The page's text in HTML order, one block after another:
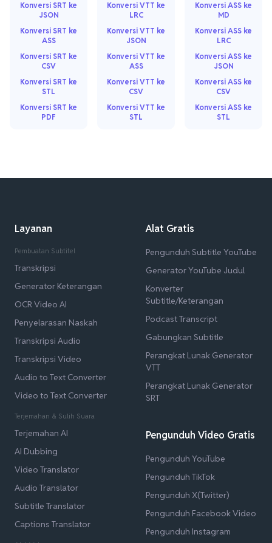
Konversi SRT ke
JSON
Konversi SRT ke
ASS
Konversi SRT ke
CSV
Konversi SRT ke
STL
Konversi SRT ke
PDF
Konversi VTT ke
LRC
Konversi VTT ke
JSON
Konversi VTT ke
ASS
Konversi VTT ke
CSV
Konversi VTT ke
STL
Konversi ASS ke
MD
Konversi ASS ke
LRC
Konversi ASS ke
JSON
Konversi ASS ke
CSV
Konversi ASS ke
STL
Layanan
Pembuatan Subtitel
Transkripsi
Generator Keterangan
OCR Video AI
Penyelarasan Naskah
Transkripsi Audio
Transkripsi Video
Audio to Text Converter
Video to Text Converter
Terjemahan & Sulih Suara
Terjemahan AI
AI Dubbing
Video Translator
Audio Translator
Subtitle Translator
Captions Translator
Alat Gratis
Pengunduh Subtitle YouTube
Generator YouTube Judul
Konverter
Subtitle/Keterangan
Podcast Transcript
Gabungkan Subtitle
Perangkat Lunak Generator
VTT
Perangkat Lunak Generator
SRT
Pengunduh Video Gratis
Pengunduh YouTube
Pengunduh TikTok
Pengunduh X(Twitter)
Pengunduh Facebook Video
Pengunduh Instagram